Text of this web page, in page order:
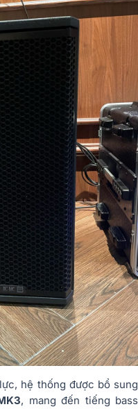
hệ thống được bổ sung
, mang đến tiếng bass